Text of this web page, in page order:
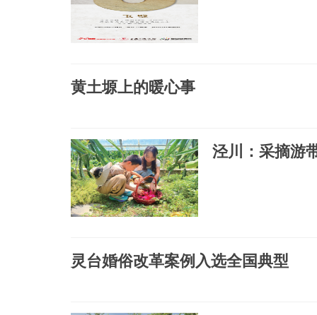
黄土塬上的暖心事
泾川：采摘游
灵台婚俗改革案例入选全国典型